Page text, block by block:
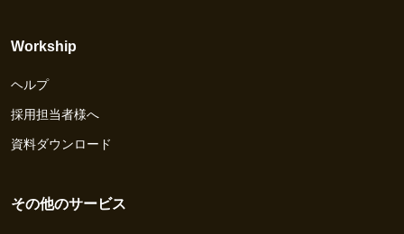
Workship
ヘルプ
採用担当者様へ
資料ダウンロード
その他のサービス